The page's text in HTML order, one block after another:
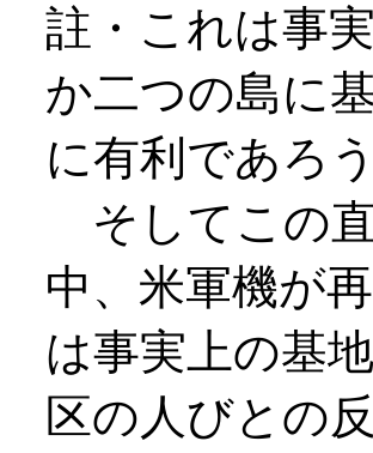
註・これは事
か二つの島に
に有利であろう
そしてこの
中、米軍機が
は事実上の基
区の人びとの